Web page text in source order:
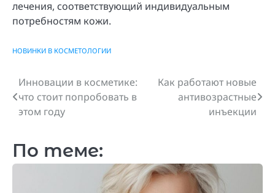
лечения, соответствующий индивидуальным
потребностям кожи.
НОВИНКИ В КОСМЕТОЛОГИИ
Навигация
по
Инновации в косметике:
что стоит попробовать в
этом году
Как работают новые
антивозрастные
инъекции
По теме: